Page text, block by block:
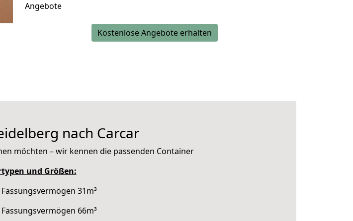
Angebote
Kostenlose Angebote erhalten
nach Carcar
möchten – wir kennen die passenden Container
und Größen:
31m³
66m³